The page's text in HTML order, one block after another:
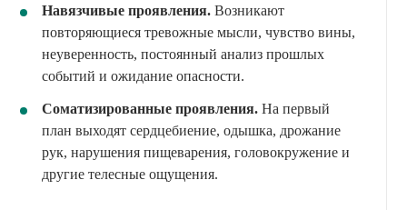
Навязчивые проявления. Возникают
повторяющиеся тревожные мысли, чувство вины,
неуверенность, постоянный анализ прошлых
событий и ожидание опасности.
Соматизированные проявления. На первый
план выходят сердцебиение, одышка, дрожание
рук, нарушения пищеварения, головокружение и
другие телесные ощущения.